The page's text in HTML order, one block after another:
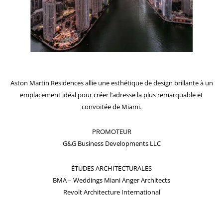
Aston Martin Residences allie une esthétique de design brillante à un
emplacement idéal pour créer l’adresse la plus remarquable et
convoitée de Miami.
PROMOTEUR
G&G Business Developments LLC
ÉTUDES ARCHITECTURALES
BMA – Weddings Miani Anger Architects
Revolt Architecture International